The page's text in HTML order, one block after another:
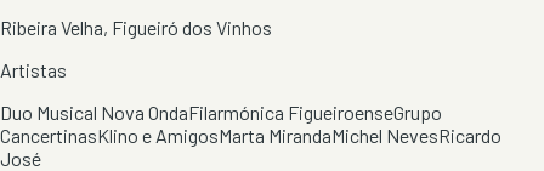
Ribeira Velha, Figueiró dos Vinhos
Artistas
Duo Musical Nova OndaFilarmónica FigueiroenseGrupo
CancertinasKlino e AmigosMarta MirandaMichel NevesRicardo
José